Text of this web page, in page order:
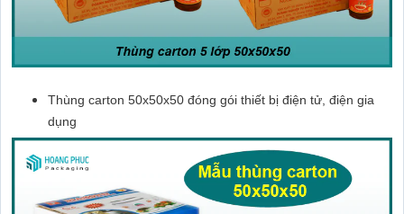
Thùng carton 50x50x50 đóng gói thiết bị điện tử, điện gia
dụng